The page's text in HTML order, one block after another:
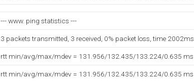
--- www. ping statistics ---
3 packets transmitted, 3 received, 0% packet loss, time 2002ms
rtt min/avg/max/mdev = 131.956/132.435/133.224/0.635 ms
rtt min/avg/max/mdev = 131.956/132.435/133.224/0.635 ms